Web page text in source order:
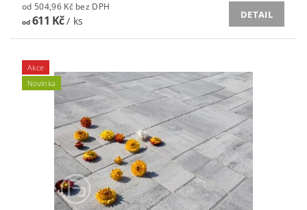
od 504,96 Kč bez DPH
od611 Kč/ ks
DETAIL
Akce
Novinka